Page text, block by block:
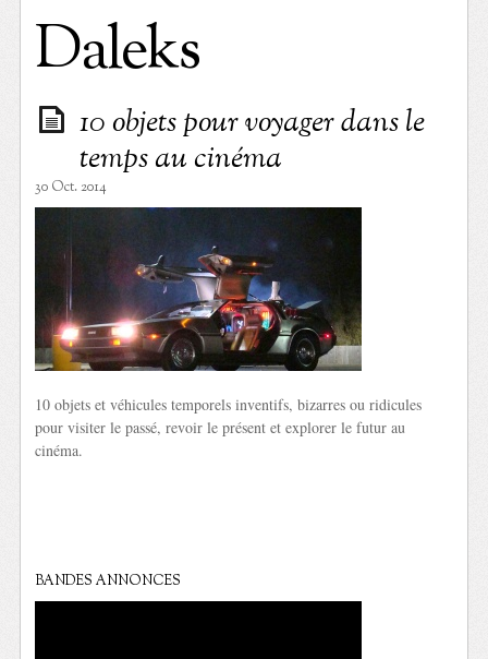
Daleks
10 objets pour voyager dans le
temps au cinéma
30 Oct. 2014
10 objets et véhicules temporels inventifs, bizarres ou ridicules
pour visiter le passé, revoir le présent et explorer le futur au
cinéma.
BANDES ANNONCES